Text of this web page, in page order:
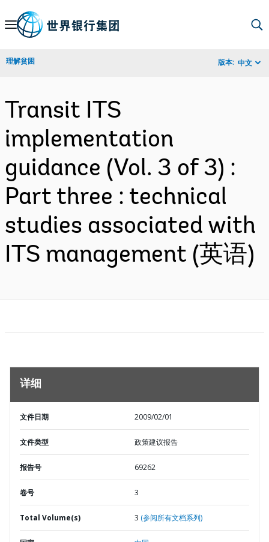
Skip
Navigation
理解贫困 版本: 中文
Transit ITS
implementation
guidance (Vol. 3 of 3) :
Part three : technical
studies associated with
ITS management (英语)
详细
文件日期 2009/02/01
文件类型 政策建议报告
报告号 69262
卷号 3
Total Volume(s) 3 (参阅所有文档系列)